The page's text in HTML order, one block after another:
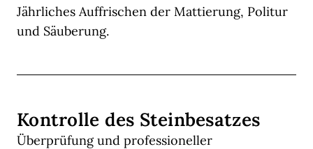
Jährliches Auffrischen der Mattierung, Politur
und Säuberung.
Kontrolle des Steinbesatzes
Überprüfung und professioneller